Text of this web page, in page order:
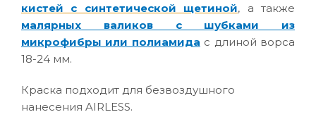
кистей с синтетической щетиной, а также
малярных валиков с шубками из
микрофибры или полиамида с длиной ворса
18-24 мм.
Краска подходит для безвоздушного
нанесения AIRLESS.